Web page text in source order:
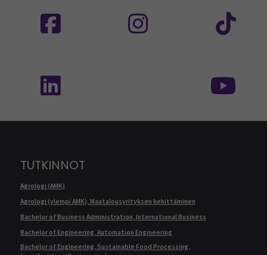
TUTKINNOT
Agrologi (AMK)
Agrologi (ylempi AMK), Maatalousyrityksen kehittäminen
Bachelor of Business Administration, International Business
Bachelor of Engineering, Automation Engineering
Bachelor of Engineering, Sustainable Food Processing,